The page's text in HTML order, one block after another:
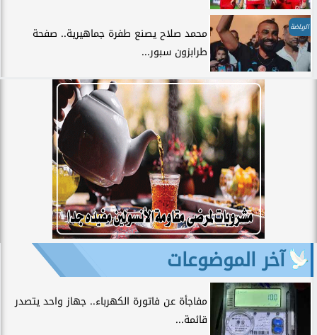
الرياضة
محمد صلاح يصنع طفرة جماهيرية.. صفحة
طرابزون سبور...
آخر الموضوعات
مفاجأة عن فاتورة الكهرباء.. جهاز واحد يتصدر
قائمة...